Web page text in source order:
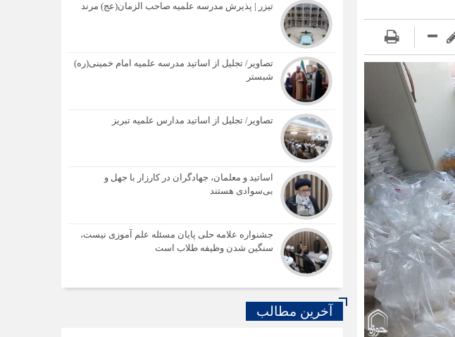
تیزر | پذیرش مدرسه علمیه صاحب الزمان(عج) مرند
تصاویر/ تجلیل از اساتید مدرسه علمیه امام خمینی(ره)
شبستر
تصاویر/ تجلیل از اساتید مدارس علمیه تبریز
اساتید و معلمان، جهادگران در کارزار با جهل و
بی‌سوادی هستند
جشنواره علامه حلی پایان مسئله علم آموزی نیست،
سنگین شدن وظیفه طلاب است
آخرین مطالب